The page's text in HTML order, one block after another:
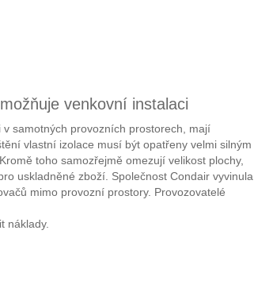
venkovní instalaci
samotných provozních prostorech, mají
vlastní izolace musí být opatřeny velmi silným
toho samozřejmě omezují velikost plochy,
uskladněné zboží. Společnost Condair vyvinula
mimo provozní prostory. Provozovatelé
náklady.